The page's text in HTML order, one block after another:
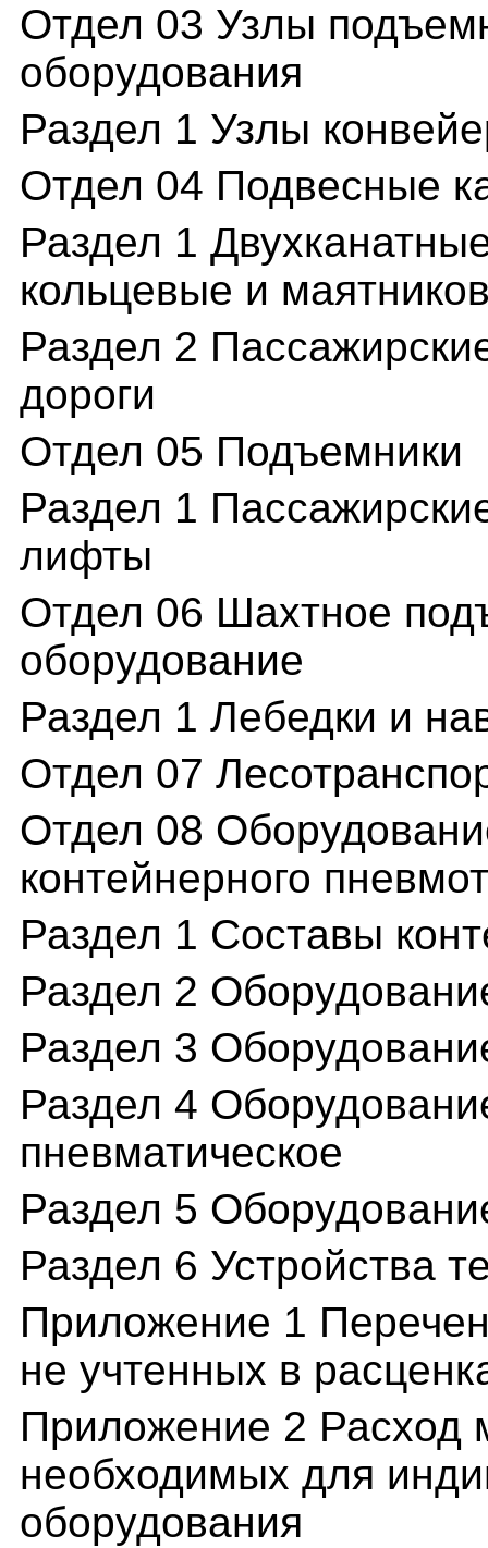
Отдел 03 Узлы
оборудования
Раздел 1 Узлы
Отдел 04 Подвесные
Раздел 1
кольцевые и
Раздел 2
дороги
Отдел 05 Подъемники
Раздел 1
лифты
Отдел 06 Шахтное
оборудование
Раздел 1 Лебедки и
Отдел 07
Отдел 08
контейнерного
Раздел 1 Составы
Раздел 2
Раздел 3
Раздел 4
пневматическое
Раздел 5
Раздел 6 Устройства
Приложение 1
не учтенных в
Приложение 2 Расход
необходимых для
оборудования